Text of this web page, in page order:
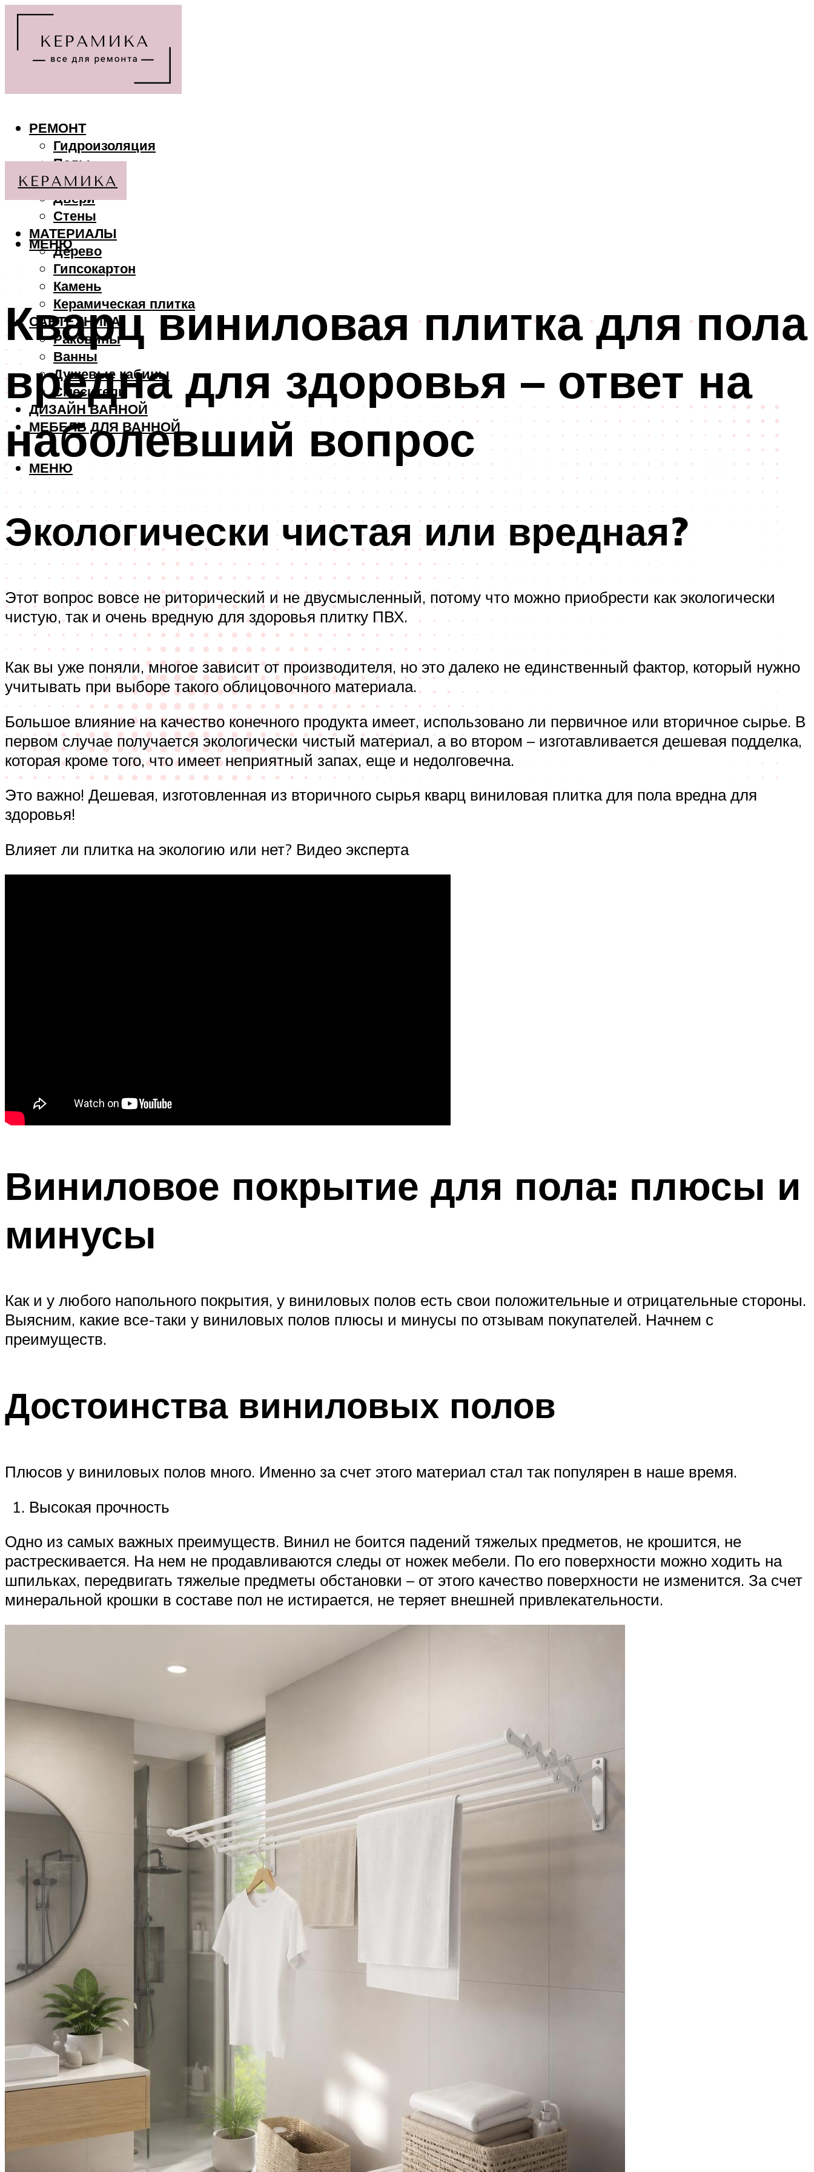
РЕМОНТ
Гидроизоляция
Полы
Потолки
Двери
Стены
МАТЕРИАЛЫ
Дерево
Гипсокартон
Камень
Керамическая плитка
САНТЕХНИКА
Раковины
Ванны
Душевые кабины
Смесители
ДИЗАЙН ВАННОЙ
МЕБЕЛЬ ДЛЯ ВАННОЙ
МЕНЮ
МЕНЮ
Кварц виниловая плитка для пола
вредна для здоровья – ответ на
наболевший вопрос
Экологически чистая или вредная?
Этот вопрос вовсе не риторический и не двусмысленный, потому что можно приобрести как экологически
чистую, так и очень вредную для здоровья плитку ПВХ.
Как вы уже поняли, многое зависит от производителя, но это далеко не единственный фактор, который нужно
учитывать при выборе такого облицовочного материала.
Большое влияние на качество конечного продукта имеет, использовано ли первичное или вторичное сырье. В
первом случае получается экологически чистый материал, а во втором – изготавливается дешевая подделка,
которая кроме того, что имеет неприятный запах, еще и недолговечна.
Это важно! Дешевая, изготовленная из вторичного сырья кварц виниловая плитка для пола вредна для
здоровья!
Влияет ли плитка на экологию или нет? Видео эксперта
Виниловое покрытие для пола: плюсы и
минусы
Как и у любого напольного покрытия, у виниловых полов есть свои положительные и отрицательные стороны.
Выясним, какие все-таки у виниловых полов плюсы и минусы по отзывам покупателей. Начнем с
преимуществ.
Достоинства виниловых полов
Плюсов у виниловых полов много. Именно за счет этого материал стал так популярен в наше время.
Высокая прочность
Одно из самых важных преимуществ. Винил не боится падений тяжелых предметов, не крошится, не
растрескивается. На нем не продавливаются следы от ножек мебели. По его поверхности можно ходить на
шпильках, передвигать тяжелые предметы обстановки – от этого качество поверхности не изменится. За счет
минеральной крошки в составе пол не истирается, не теряет внешней привлекательности.